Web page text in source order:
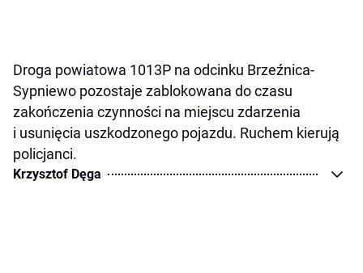
Droga powiatowa 1013P na odcinku Brzeźnica-
Sypniewo pozostaje zablokowana do czasu
zakończenia czynności na miejscu zdarzenia
i usunięcia uszkodzonego pojazdu. Ruchem kierują
policjanci.
Krzysztof Dęga